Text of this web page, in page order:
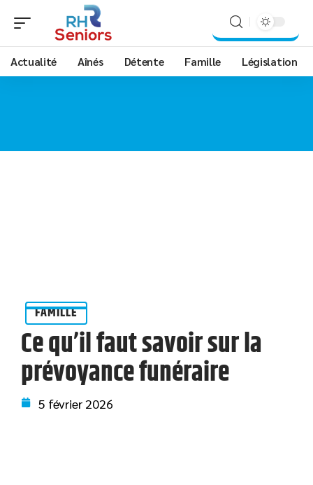
Actualité Aînés Détente Famille Législation
FAMILLE
Ce qu’il faut savoir sur la
prévoyance funéraire
5 février 2026